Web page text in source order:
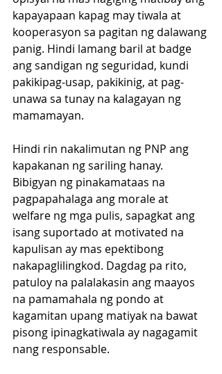
kapayapaan kapag may tiwala at
kooperasyon sa pagitan ng dalawang
panig. Hindi lamang baril at badge
ang sandigan ng seguridad, kundi
pakikipag-usap, pakikinig, at pag-
unawa sa tunay na kalagayan ng
mamamayan.
Hindi rin nakalimutan ng PNP ang
kapakanan ng sariling hanay.
Bibigyan ng pinakamataas na
pagpapahalaga ang morale at
welfare ng mga pulis, sapagkat ang
isang suportado at motivated na
kapulisan ay mas epektibong
nakapaglilingkod. Dagdag pa rito,
patuloy na palalakasin ang maayos
na pamamahala ng pondo at
kagamitan upang matiyak na bawat
pisong ipinagkatiwala ay nagagamit
nang responsable.